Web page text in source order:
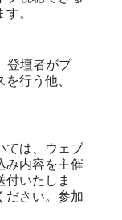
。
登壇者がプ
行う他、
ては、ウェブ
み内容を主催
付いたしま
ださい。参加